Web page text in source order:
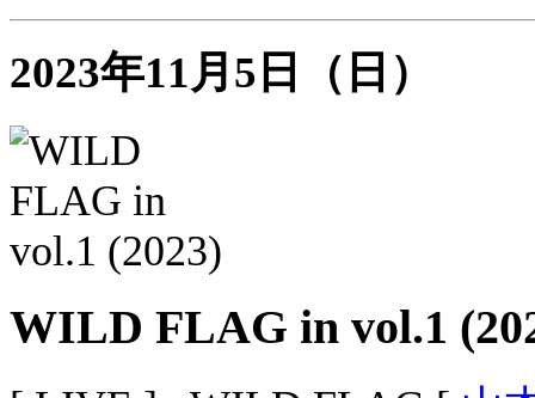
2023年11月5日（日）
WILD FLAG in vol.1